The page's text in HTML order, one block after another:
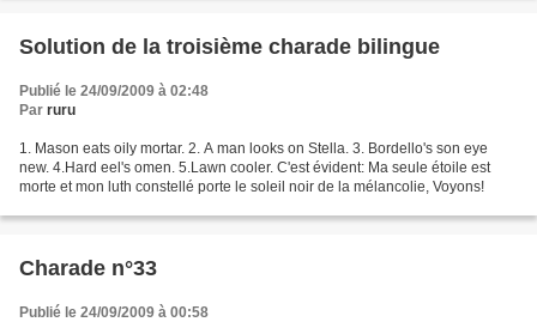
Solution de la troisième charade bilingue
Publié le 24/09/2009 à 02:48
Par ruru
1. Mason eats oily mortar. 2. A man looks on Stella. 3. Bordello's son eye
new. 4.Hard eel's omen. 5.Lawn cooler. C'est évident: Ma seule étoile est
morte et mon luth constellé porte le soleil noir de la mélancolie, Voyons!
Charade n°33
Publié le 24/09/2009 à 00:58